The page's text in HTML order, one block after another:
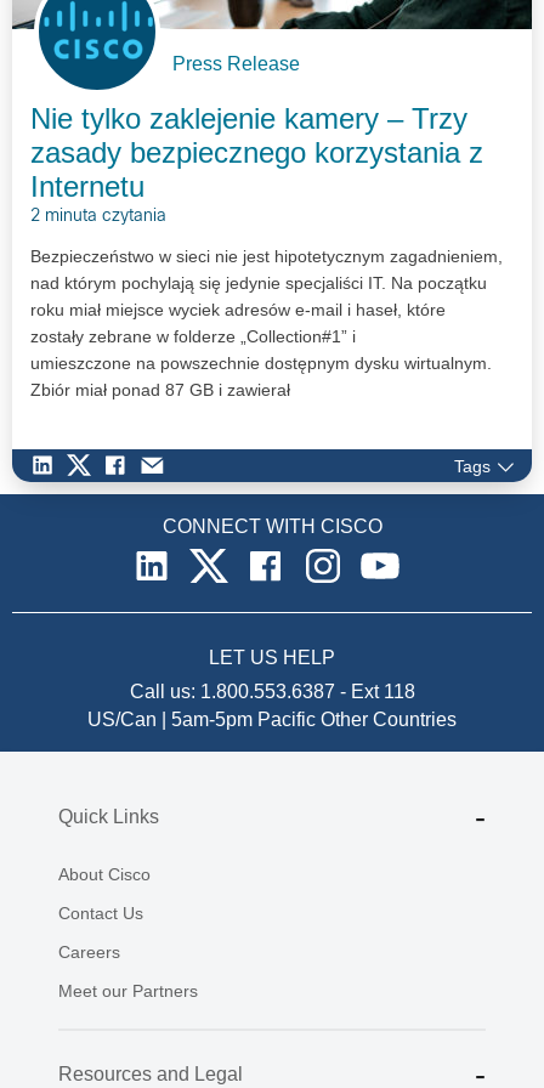
Press Release
Nie tylko zaklejenie kamery – Trzy
zasady bezpiecznego korzystania z
Internetu
2 minuta czytania
Bezpieczeństwo w sieci nie jest hipotetycznym zagadnieniem,
nad którym pochylają się jedynie specjaliści IT. Na początku
roku miał miejsce wyciek adresów e-mail i haseł, które
zostały zebrane w folderze „Collection#1” i
umieszczone na powszechnie dostępnym dysku wirtualnym.
Zbiór miał ponad 87 GB i zawierał
zastanawiać jak dbać o swoją prywatność. Specjaliści Cisco
prezentują 3 zasady korzystania z sieci, które należy
stosować, aby nie paść ofiarą cyberataku.
Tags
CONNECT WITH CISCO
LET US HELP
Call us: 1.800.553.6387 - Ext 118
US/Can | 5am-5pm Pacific Other Countries